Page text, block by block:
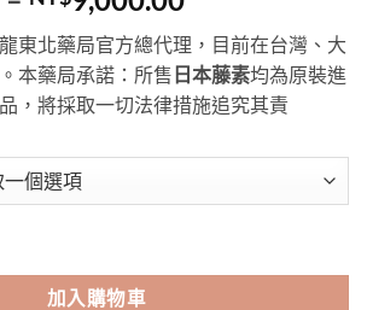
格
範
圍：
NT$1,300.00
NT$9,000.00
東北藥局官方總代理，目前在台灣、大
本藥局承諾：所售 日本藤素均為原裝進
，將採取一切法律措施追究其責
加入購物車